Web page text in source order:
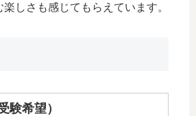
しさも感じてもらえています。
験希望）